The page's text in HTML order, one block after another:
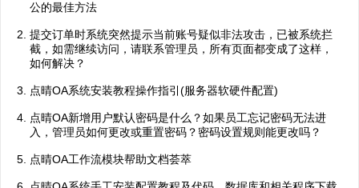
公的最佳方法
提交订单时系统突然提示当前账号疑似非法攻击，已被系统拦
截，如需继续访问，请联系管理员，所有页面都变成了这样，
如何解决？
点晴OA系统安装教程操作指引(服务器软硬件配置)
点晴OA新增用户默认密码是什么？如果员工忘记密码无法进
入，管理员如何更改或重置密码？密码设置规则能更改吗？
点晴OA工作流模块帮助文档荟萃